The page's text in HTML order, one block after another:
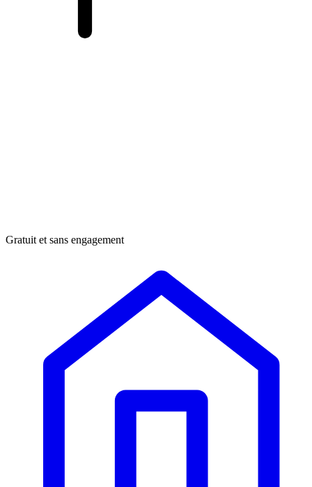
Gratuit et sans engagement